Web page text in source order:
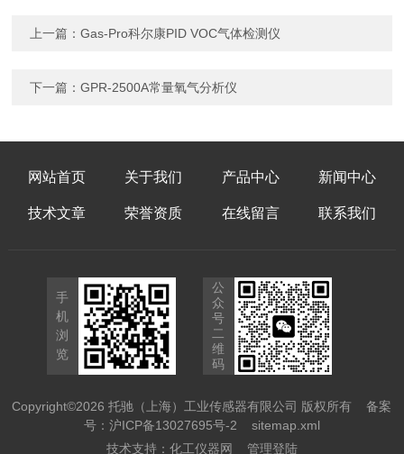
上一篇：Gas-Pro科尔康PID VOC气体检测仪
下一篇：GPR-2500A常量氧气分析仪
网站首页 关于我们 产品中心 新闻中心
技术文章 荣誉资质 在线留言 联系我们
手
机
浏
览
公
众
号
二
维
码
Copyright©2026 托驰（上海）工业传感器有限公司 版权所有备案
号：沪ICP备13027695号-2
sitemap.xml
技术支持： 化工仪器网 管理登陆